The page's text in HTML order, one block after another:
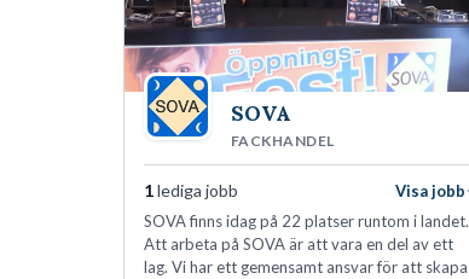
SOVA
FACKHANDEL
1lediga jobb
Visa jobb
SOVA finns idag på 22 platser runtom i landet.
Att arbeta på SOVA är att vara en del av ett
lag. Vi har ett gemensamt ansvar för att skapa